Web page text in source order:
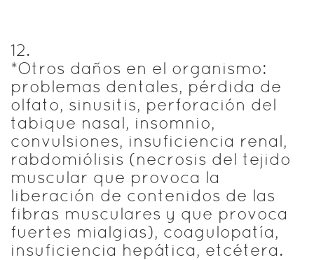
12.
*Otros daños en el organismo:
problemas dentales, pérdida de
olfato, sinusitis, perforación del
tabique nasal, insomnio,
convulsiones, insuficiencia renal,
rabdomiólisis (necrosis del tejido
muscular que provoca la
liberación de contenidos de las
fibras musculares y que provoca
fuertes mialgias), coagulopatía,
insuficiencia hepática, etcétera.